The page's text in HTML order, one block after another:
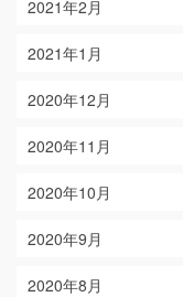
2021年2月
2021年1月
2020年12月
2020年11月
2020年10月
2020年9月
2020年8月